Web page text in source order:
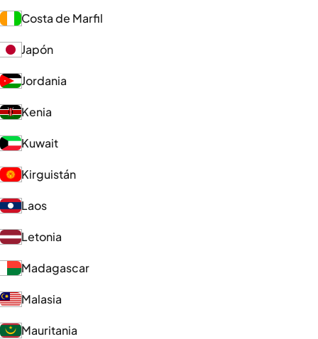
Costa de Marfil
Japón
Jordania
Kenia
Kuwait
Kirguistán
Laos
Letonia
Madagascar
Malasia
Mauritania